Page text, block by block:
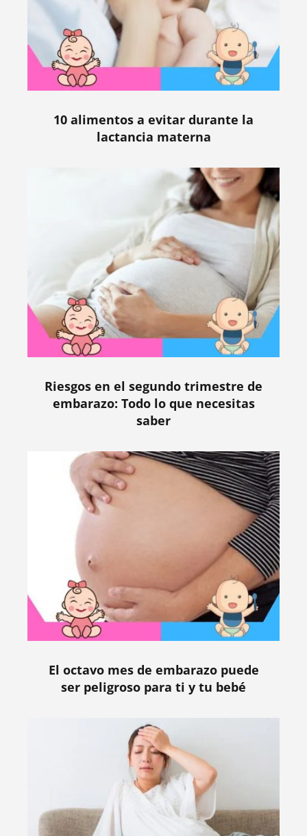
10 alimentos a evitar durante la
lactancia materna
Riesgos en el segundo trimestre de
embarazo: Todo lo que necesitas
saber
El octavo mes de embarazo puede
ser peligroso para ti y tu bebé